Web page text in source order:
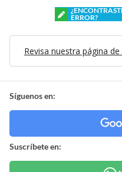
ERROR?
Revisa nuestra página
Síguenos en:
Suscríbete en: